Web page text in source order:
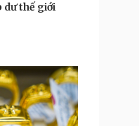
dư thế giới